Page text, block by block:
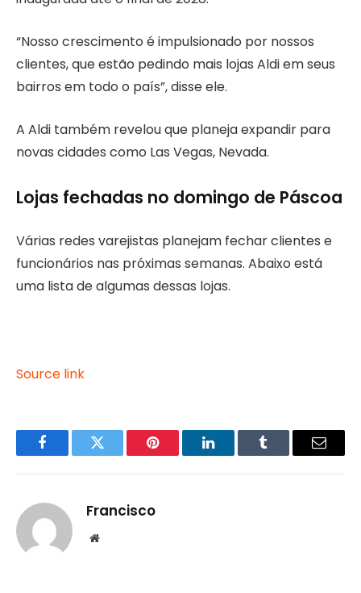
“Nosso crescimento é impulsionado por nossos
clientes, que estão pedindo mais lojas Aldi em seus
bairros em todo o país”, disse ele.
A Aldi também revelou que planeja expandir para
novas cidades como Las Vegas, Nevada.
Lojas fechadas no domingo de Páscoa
Várias redes varejistas planejam fechar clientes e
funcionários nas próximas semanas. Abaixo está
uma lista de algumas dessas lojas.
Source link
FacebookTwitter Pinterest LinkedInTumblr Email
Francisco
Website